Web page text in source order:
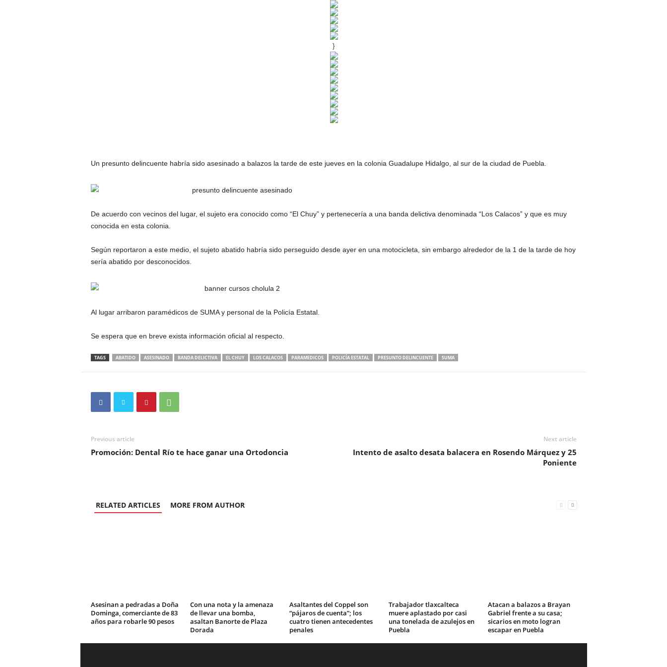
}
Un presunto delincuente habría sido asesinado a balazos la tarde de este jueves en la colonia Guadalupe Hidalgo, al sur de la ciudad de Puebla.
De acuerdo con vecinos del lugar, el sujeto era conocido como “El Chuy” y pertenecería a una banda delictiva denominada “Los Calacos” y que es muy
conocida en esta colonia.
Según reportaron a este medio, el sujeto abatido habría sido perseguido desde ayer en una motocicleta, sin embargo alrededor de la 1 de la tarde de hoy
sería abatido por desconocidos.
Al lugar arribaron paramédicos de SUMA y personal de la Policía Estatal.
Se espera que en breve exista información oficial al respecto.
TAGS ABATIDO ASESINADO BANDA DELICTIVA EL CHUY LOS CALACOS PARAMEDICOS POLICÍA ESTATAL PRESUNTO DELINCUENTE SUMA
Previous article
Promoción: Dental Río te hace ganar una Ortodoncia
Next article
Intento de asalto desata balacera en Rosendo Márquez y 25
Poniente
RELATED ARTICLES MORE FROM AUTHOR
Asesinan a pedradas a Doña
Dominga, comerciante de 83
años para robarle 90 pesos
Con una nota y la amenaza
de llevar una bomba,
asaltan Banorte de Plaza
Dorada
Asaltantes del Coppel son
“pájaros de cuenta”; los
cuatro tienen antecedentes
penales
Trabajador tlaxcalteca
muere aplastado por casi
una tonelada de azulejos en
Puebla
Atacan a balazos a Brayan
Gabriel frente a su casa;
sicarios en moto logran
escapar en Puebla